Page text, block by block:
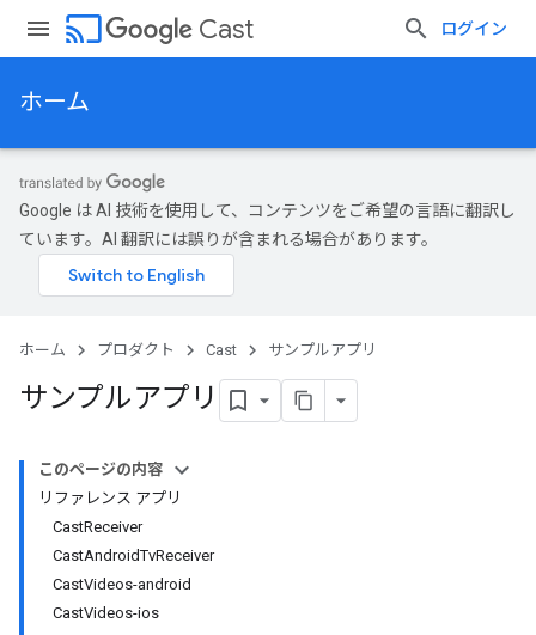
cast Cast ログイン
ホーム
Google は AI 技術を使用して、コンテンツをご希望の言語に翻訳し
ています。AI 翻訳には誤りが含まれる場合があります。
ホーム プロダクト Cast サンプルアプリ
サンプルアプリ
このページの内容
リファレンス アプリ
CastReceiver
CastAndroidTvReceiver
CastVideos-android
CastVideos-ios